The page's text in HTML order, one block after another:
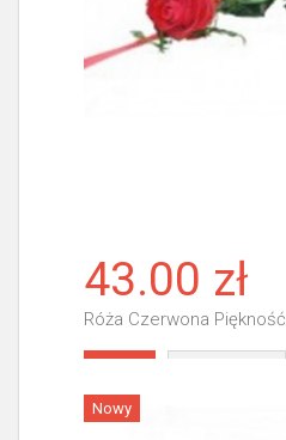
43.00 zł
Róża Czerwona Piękność
Nowy